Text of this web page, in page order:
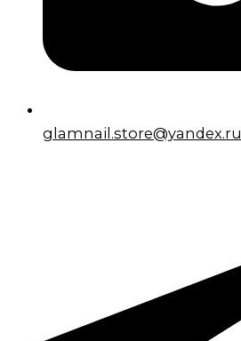
glamnail.store@yandex.ru